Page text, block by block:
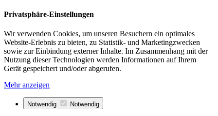
Privatsphäre-Einstellungen
Wir verwenden Cookies, um unseren Besuchern ein optimales
Website-Erlebnis zu bieten, zu Statistik- und Marketingzwecken
sowie zur Einbindung externer Inhalte. Im Zusammenhang mit der
Nutzung dieser Technologien werden Informationen auf Ihrem
Gerät gespeichert und/oder abgerufen.
Mehr anzeigen
Notwendig Notwendig